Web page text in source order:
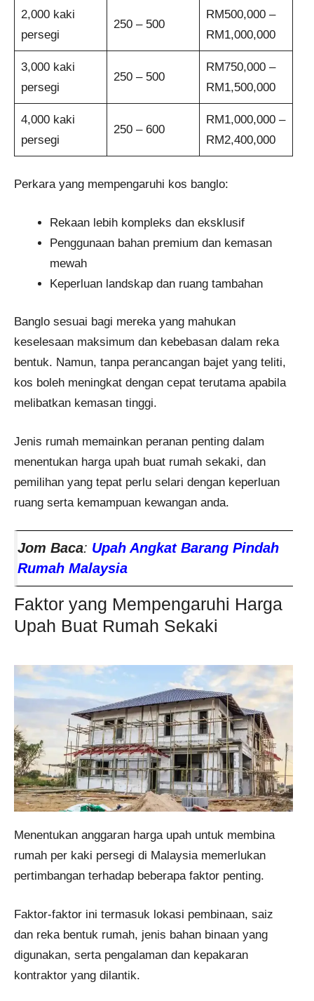
2,000 kaki
persegi
250 – 500
RM500,000 –
RM1,000,000
3,000 kaki
persegi
250 – 500
RM750,000 –
RM1,500,000
4,000 kaki
persegi
250 – 600
RM1,000,000 –
RM2,400,000
Perkara yang mempengaruhi kos banglo:
Rekaan lebih kompleks dan eksklusif
Penggunaan bahan premium dan kemasan
mewah
Keperluan landskap dan ruang tambahan
Banglo sesuai bagi mereka yang mahukan
keselesaan maksimum dan kebebasan dalam reka
bentuk. Namun, tanpa perancangan bajet yang teliti,
kos boleh meningkat dengan cepat terutama apabila
melibatkan kemasan tinggi.
Jenis rumah memainkan peranan penting dalam
menentukan harga upah buat rumah sekaki, dan
pemilihan yang tepat perlu selari dengan keperluan
ruang serta kemampuan kewangan anda.
Jom Baca: Upah Angkat Barang Pindah
Rumah Malaysia
Faktor yang Mempengaruhi Harga
Upah Buat Rumah Sekaki
Menentukan anggaran harga upah untuk membina
rumah per kaki persegi di Malaysia memerlukan
pertimbangan terhadap beberapa faktor penting.
Faktor-faktor ini termasuk lokasi pembinaan, saiz
dan reka bentuk rumah, jenis bahan binaan yang
digunakan, serta pengalaman dan kepakaran
kontraktor yang dilantik.